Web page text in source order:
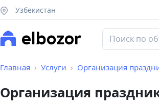
Узбекистан
Главная Услуги Организация
Организация